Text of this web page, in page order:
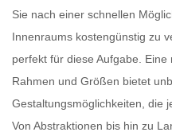
Sie nach einer schnellen
Innenraums kostengünstig zu
perfekt für diese Aufgabe.
Rahmen und Größen bietet
Gestaltungsmöglichkeiten, die
Von Abstraktionen bis hin zu